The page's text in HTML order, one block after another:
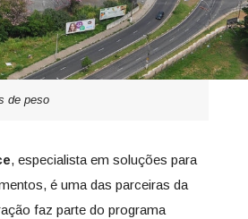
de peso
, especialista em soluções para
é uma das parceiras da
faz parte do programa